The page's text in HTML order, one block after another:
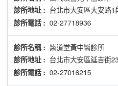
診所地址 : 台北市大安區大安路1
診所電話 : 02-27718936
診所名稱 : 醫道堂黃中醫診所
診所地址 : 台北市大安區延吉街
診所電話 : 02-27016215